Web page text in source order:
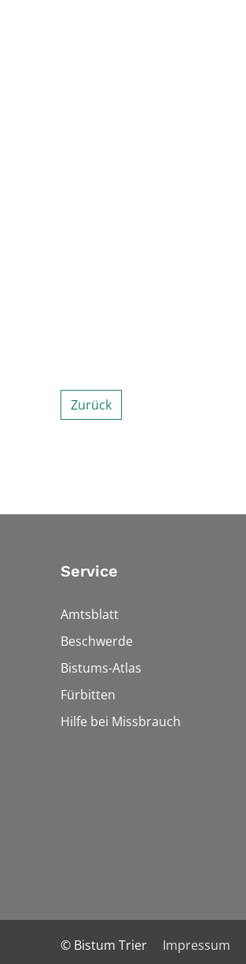
Zurück
Service
Amtsblatt
Beschwerde
Bistums-Atlas
Fürbitten
Hilfe bei Missbrauch
© Bistum Trier Impressum